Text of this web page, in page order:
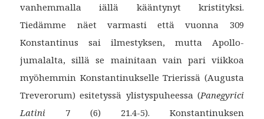
vanhemmalla iällä kääntynyt kristityksi.
Tiedämme näet varmasti että vuonna 309
Konstantinus sai ilmestyksen, mutta Apollo-
jumalalta, sillä se mainitaan vain pari viikkoa
myöhemmin Konstantinukselle Trierissä (Augusta
Treverorum) esitetyssä ylistyspuheessa (Panegyrici
Latini 7 (6) 21.4-5). Konstantinuksen